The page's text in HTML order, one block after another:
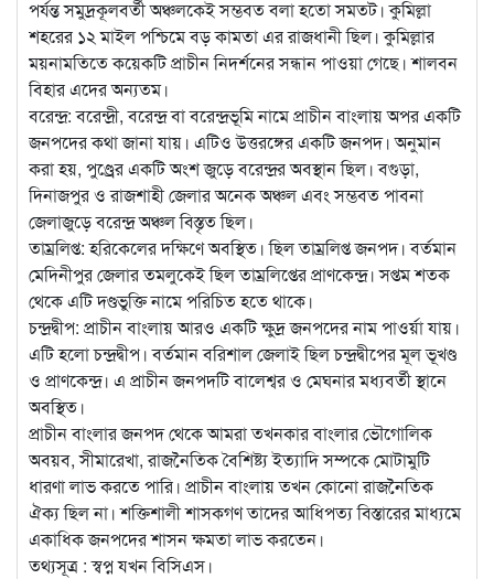
পর্যন্ত সমুদ্রকূলবর্তী অঞ্চলকেই সম্ভবত বলা হতো সমতট। কুমিল্লা
শহরের ১২ মাইল পশ্চিমে বড় কামতা এর রাজধানী ছিল। কুমিল্লার
ময়নামতিতে কয়েকটি প্রাচীন নিদর্শনের সন্ধান পাওয়া গেছে। শালবন
বিহার এদের অন্যতম।
বরেন্দ্র: বরেন্দ্রী, বরেন্দ্র বা বরেন্দ্রভূমি নামে প্রাচীন বাংলায় অপর একটি
জনপদের কথা জানা যায়। এটিও উত্তরঙ্গের একটি জনপদ। অনুমান
করা হয়, পুণ্ড্রের একটি অংশ জুড়ে বরেন্দ্রর অবস্থান ছিল। বগুড়া,
দিনাজপুর ও রাজশাহী জেলার অনেক অঞ্চল এবং সম্ভবত পাবনা
জেলাজুড়ে বরেন্দ্র অঞ্চল বিস্তৃত ছিল।
তাম্রলিপ্ত: হরিকেলের দক্ষিণে অবস্থিত। ছিল তাম্রলিপ্ত জনপদ। বর্তমান
মেদিনীপুর জেলার তমলুকেই ছিল তাম্রলিপ্তের প্রাণকেন্দ্র। সপ্তম শতক
থেকে এটি দণ্ডভুক্তি নামে পরিচিত হতে থাকে।
চন্দ্রদ্বীপ: প্রাচীন বাংলায় আরও একটি ক্ষুদ্র জনপদের নাম পাওর্য়া যায়।
এটি হলো চন্দ্রদ্বীপ। বর্তমান বরিশাল জেলাই ছিল চন্দ্রদ্বীপের মূল ভূখণ্ড
ও প্রাণকেন্দ্র। এ প্রাচীন জনপদটি বালেশ্বর ও মেঘনার মধ্যবর্তী স্থানে
অবস্থিত।
প্রাচীন বাংলার জনপদ থেকে আমরা তখনকার বাংলার ভৌগোলিক
অবয়ব, সীমারেখা, রাজনৈতিক বৈশিষ্ট্য ইত্যাদি সম্পকে মোটামুটি
ধারণা লাভ করতে পারি। প্রাচীন বাংলায় তখন কোনো রাজনৈতিক
ঐক্য ছিল না। শক্তিশালী শাসকগণ তাদের আধিপত্য বিস্তারের মাধ্যমে
একাধিক জনপদের শাসন ক্ষমতা লাভ করতেন।
তথ্যসূত্র : স্বপ্ন যখন বিসিএস।